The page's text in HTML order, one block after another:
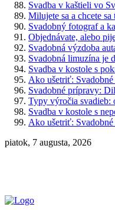
Svadba v kaštieli vo
Milujete sa a chcete
Svadobný fotograf a
Objednávate, alebo
Svadobná výzdoba
Svadobná limuzína je
Svadba v kostole s
Ako ušetriť:
Svadobné prípravy:
Typy výročia svadieb:
Svadba v kostole s
Ako ušetriť:
piatok, 7 augusta, 2026